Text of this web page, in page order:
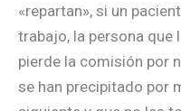
«repartan», si un
trabajo, la persona que
pierde la comisión por
se han precipitado por